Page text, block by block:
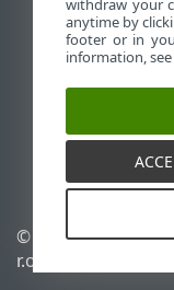
Visualizza
End of Life
ESET
ESET Status
Supporto
© 1992 - 2026
r.o. - Tutti i diritti
withdraw your
anytime by
footer or in
information,